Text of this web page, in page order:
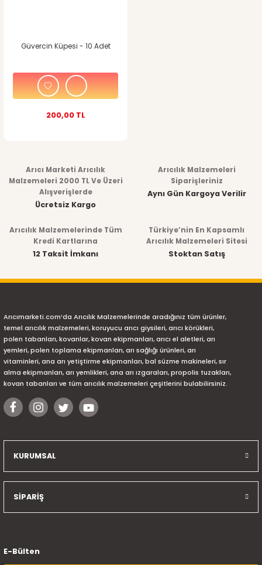
Güvercin Küpesi - 10 Adet
200,00 TL
Arıcı Marketi Arıcılık
Malzemeleri 2000 TL Ve Üzeri
Alışverişlerde
Ücretsiz Kargo
Arıcılık Malzemeleri
Siparişleriniz
Aynı Gün Kargoya Verilir
Arıcılık Malzemelerinde Tüm
Kredi Kartlarına
12 Taksit İmkanı
Türkiye’nin En Kapsamlı
Arıcılık Malzemeleri Sitesi
Stoktan Satış
Arıcımarketi.com’da Arıcılık Malzemelerinde aradığınız tüm ürünler,
temel arıcılık malzemeleri, koruyucu arıcı giysileri, arıcı körükleri,
polen tabanları, kovanlar, kovan ekipmanları, arıcı el aletleri, arı
yemleri, polen toplama ekipmanları, arı sağlığı ürünleri, arı
vitaminleri, ana arı yetiştirme ekipmanları, bal süzme makineleri, sır
alma ekipmanları, arı yemlikleri, ana arı ızgaraları, propolis tuzakları,
kovan tabanları ve tüm arıcılık malzemeleri çeşitlerini bulabilirsiniz.
KURUMSAL
SİPARİŞ
E-Bülten